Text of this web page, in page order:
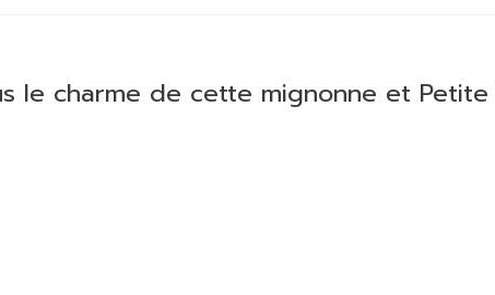
le charme de cette mignonne et Petite